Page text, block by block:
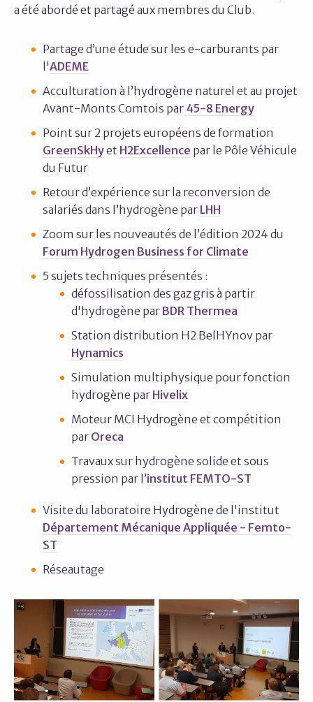
a été abordé et partagé aux membres du Club.
Partage d’une étude sur les e-carburants par
l'ADEME
Acculturation à l’hydrogène naturel et au projet
Avant-Monts Comtois par 45-8 Energy
Point sur 2 projets européens de formation
GreenSkHyet H2Excellence par le Pôle Véhicule
du Futur
Retour d’expérience sur la reconversion de
salariés dans l’hydrogène par LHH
Zoom sur les nouveautés de l’édition 2024 du
Forum Hydrogen Business for Climate
5 sujets techniques présentés :
défossilisation des gaz gris à partir
d'hydrogène par BDR Thermea
Station distribution H2 BelHYnov par
Hynamics
Simulation multiphysique pour fonction
hydrogène par Hivelix
Moteur MCI Hydrogène et compétition
par Oreca
Travaux sur hydrogène solide et sous
pression par l’institut FEMTO-ST
Visite du laboratoire Hydrogène de l'institut
Département Mécanique Appliquée - Femto-
ST
Réseautage